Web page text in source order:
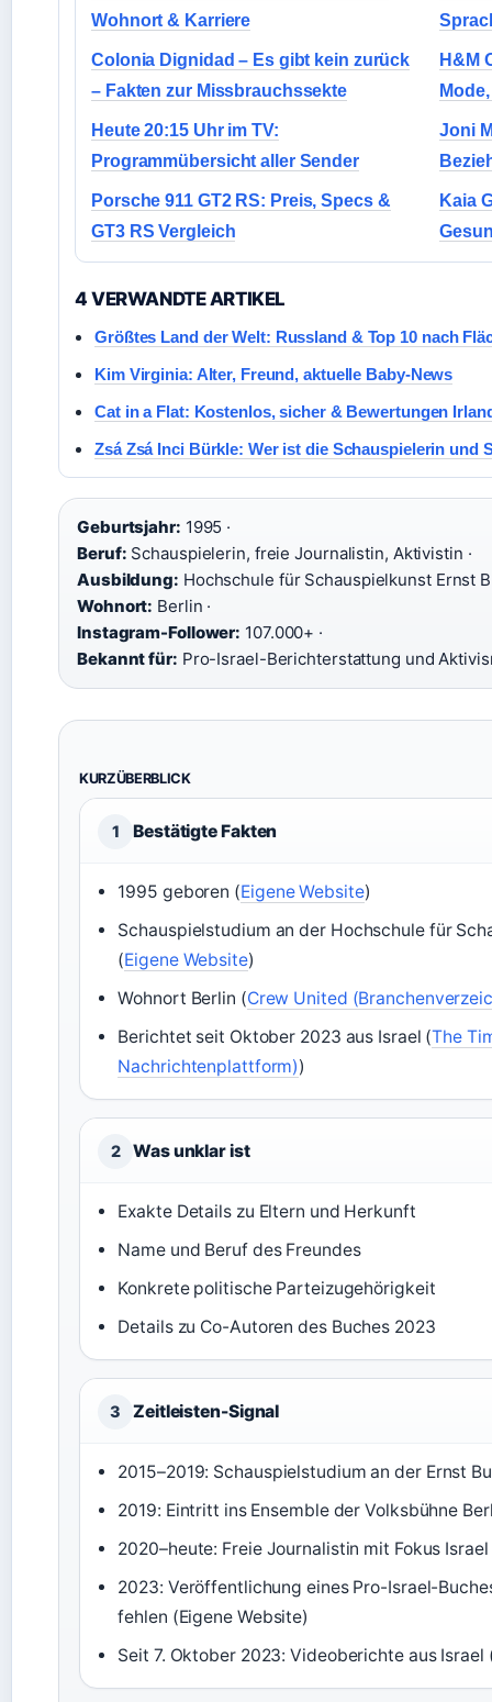
Wohnort & Karriere
Colonia Dignidad – Es gibt kein zurück
– Fakten zur Missbrauchssekte
H&M
Heute 20:15 Uhr im TV:
Programmübersicht aller Sender
Joni
Porsche 911 GT2 RS: Preis, Specs &
GT3 RS Vergleich
Kaia
4 VERWANDTE ARTIKEL
Größtes Land der Welt: Russland & Top 10 nach
Kim Virginia: Alter, Freund, aktuelle Baby-News
Cat in a Flat: Kostenlos, sicher & Bewertungen
Zsá Zsá Inci Bürkle: Wer ist die Schauspielerin und
Geburtsjahr: 1995 ·
Beruf: Schauspielerin, freie Journalistin, Aktivistin ·
Ausbildung: Hochschule für Schauspielkunst Ernst
Wohnort: Berlin ·
Instagram-Follower: 107.000+ ·
Bekannt für: Pro-Israel-Berichterstattung und
KURZÜBERBLICK
1 Bestätigte Fakten
1995 geboren (Eigene Website)
Schauspielstudium an der Hochschule für
(Eigene Website)
Wohnort Berlin (Crew United
Berichtet seit Oktober 2023 aus Israel (The
Nachrichtenplattform))
2 Was unklar ist
Exakte Details zu Eltern und Herkunft
Name und Beruf des Freundes
Konkrete politische Parteizugehörigkeit
Details zu Co-Autoren des Buches 2023
3 Zeitleisten-Signal
2015–2019: Schauspielstudium an der Ernst
2019: Eintritt ins Ensemble der Volksbühne
2020–heute: Freie Journalistin mit Fokus
2023: Veröffentlichung eines Pro-Israel-
fehlen (Eigene Website)
Seit 7. Oktober 2023: Videoberichte aus Israel